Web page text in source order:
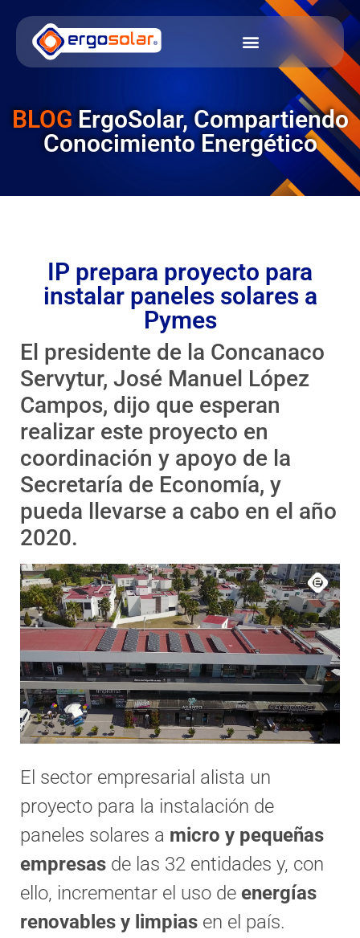
BLOG ErgoSolar, Compartiendo
Conocimiento Energético
IP prepara proyecto para
instalar paneles solares a
Pymes
El presidente de la Concanaco
Servytur, José Manuel López
Campos, dijo que esperan
realizar este proyecto en
coordinación y apoyo de la
Secretaría de Economía, y
pueda llevarse a cabo en el año
2020.
El sector empresarial alista un
proyecto para la instalación de
paneles solares a micro y pequeñas
empresas de las 32 entidades y, con
ello, incrementar el uso de energías
renovables y limpias en el país.